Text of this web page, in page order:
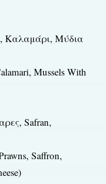
Καλαμάρι, Μύδια
Mussels With
Safran,
Saffron,